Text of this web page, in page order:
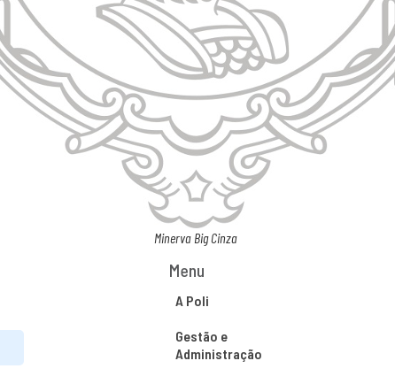
Minerva Big Cinza
Menu
A Poli
Gestão e
Administração